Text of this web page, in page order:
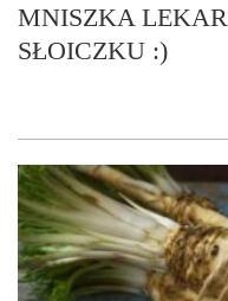
MNISZKA
SŁOICZKU :)